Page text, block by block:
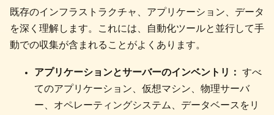
既存のインフラストラクチャ、アプリケーション、データ
を深く理解します。これには、自動化ツールと並行して手
動での収集が含まれることがよくあります。
アプリケーションとサーバーのインベントリ：
すべ
てのアプリケーション、仮想マシン、物理サーバ
ー、オペレーティングシステム、データベースをリ